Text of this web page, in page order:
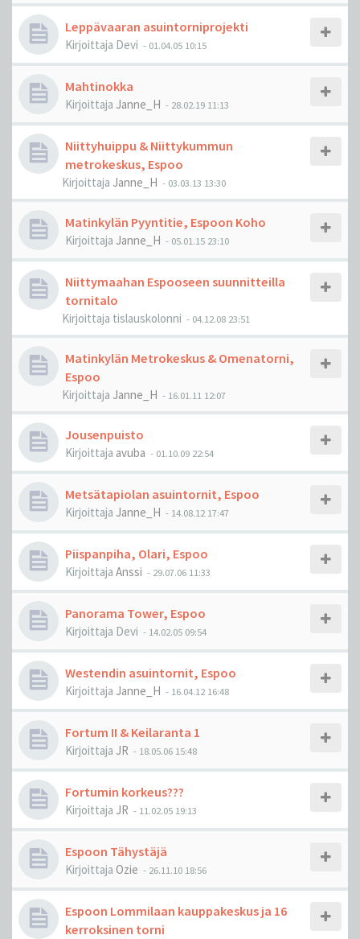
Leppävaaran asuintorniprojekti
Kirjoittaja Devi - 01.04.05 10:15
Mahtinokka
Kirjoittaja Janne_H - 28.02.19 11:13
Niittyhuippu & Niittykummun
metrokeskus, Espoo
Kirjoittaja Janne_H - 03.03.13 13:30
Matinkylän Pyyntitie, Espoon Koho
Kirjoittaja Janne_H - 05.01.15 23:10
Niittymaahan Espooseen suunnitteilla
tornitalo
Kirjoittaja tislauskolonni - 04.12.08 23:51
Matinkylän Metrokeskus & Omenatorni,
Espoo
Kirjoittaja Janne_H - 16.01.11 12:07
Jousenpuisto
Kirjoittaja avuba - 01.10.09 22:54
Metsätapiolan asuintornit, Espoo
Kirjoittaja Janne_H - 14.08.12 17:47
Piispanpiha, Olari, Espoo
Kirjoittaja Anssi - 29.07.06 11:33
Panorama Tower, Espoo
Kirjoittaja Devi - 14.02.05 09:54
Westendin asuintornit, Espoo
Kirjoittaja Janne_H - 16.04.12 16:48
Fortum II & Keilaranta 1
Kirjoittaja JR - 18.05.06 15:48
Fortumin korkeus???
Kirjoittaja JR - 11.02.05 19:13
Espoon Tähystäjä
Kirjoittaja Ozie - 26.11.10 18:56
Espoon Lommilaan kauppakeskus ja 16
kerroksinen torni